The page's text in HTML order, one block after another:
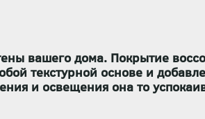
вашего дома. Покрытие
текстурной основе и
и освещения она то